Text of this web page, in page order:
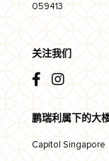
059413
关注我们
鹏瑞利属下的大
Capitol Singapore